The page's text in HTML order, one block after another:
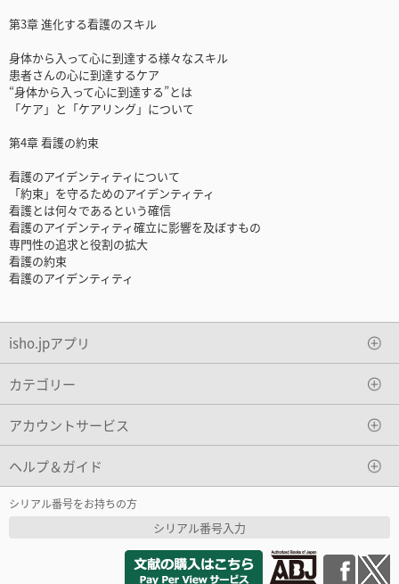
第3章 進化する看護のスキル
身体から入って心に到達する様々なスキル
患者さんの心に到達するケア
“身体から入って心に到達する”とは
「ケア」と「ケアリング」について
第4章 看護の約束
看護のアイデンティティについて
「約束」を守るためのアイデンティティ
看護とは何々であるという確信
看護のアイデンティティ確立に影響を及ぼすもの
専門性の追求と役割の拡大
看護の約束
看護のアイデンティティ
isho.jpアプリ
カテゴリー
アカウントサービス
ヘルプ＆ガイド
シリアル番号をお持ちの方
シリアル番号入力